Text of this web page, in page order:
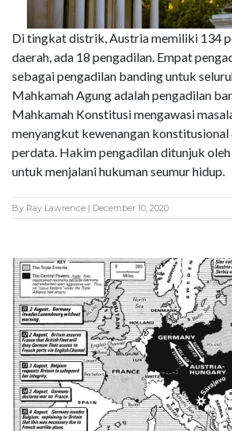
Di tingkat distrik, Austria memiliki 134
daerah, ada 18 pengadilan. Empat
sebagai pengadilan banding untuk
Mahkamah Agung adalah pengadilan
Mahkamah Konstitusi mengawasi
menyangkut kewenangan konstitusional
perdata. Hakim pengadilan ditunjuk
untuk menjalani hukuman seumur hidup.
By Ray Lawrence | December 10, 2020